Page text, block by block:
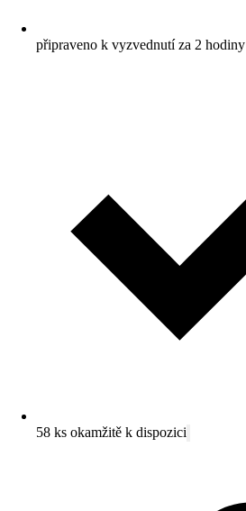
připraveno k vyzvednutí za 2 hodiny
58 ks okamžitě k dispozici